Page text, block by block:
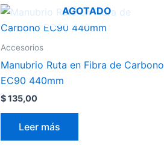
AGOTADO
Accesorios
Manubrio Ruta en Fibra de Carbono
EC90 440mm
$135,00
Leer más